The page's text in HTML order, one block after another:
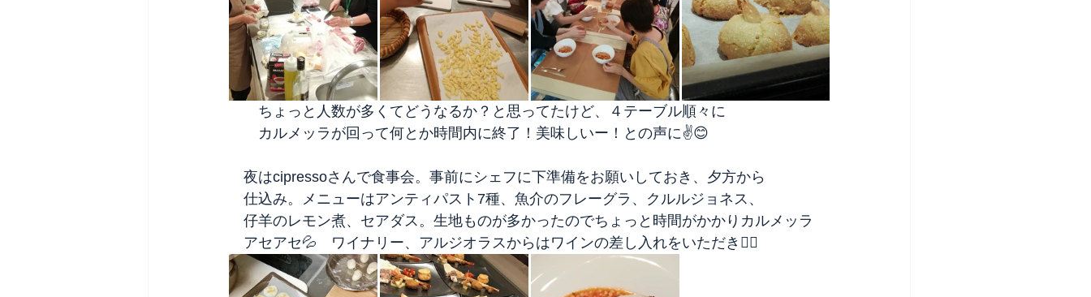
ちょっと人数が多くてどうなるか？と思ってたけど、４テーブル順々に
カルメッラが回って何とか時間内に終了！美味しいー！との声に✌️😊
夜はcipressoさんで食事会。事前にシェフに下準備をお願いしておき、夕方から
仕込み。メニューはアンティパスト7種、魚介のフレーグラ、クルルジョネス、
仔羊のレモン煮、セアダス。生地ものが多かったのでちょっと時間がかかりカルメッラ
アセアセ💦　ワイナリー、アルジオラスからはワインの差し入れをいただき🙇‍♀️